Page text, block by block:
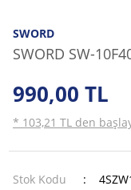
SWORD
SWORD SW-
990,00 TL
* 103,21 TL den
Stok Kodu